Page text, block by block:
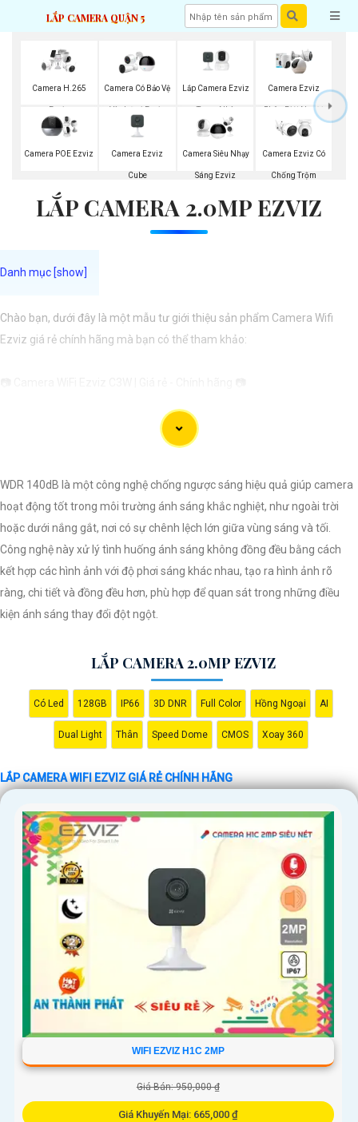
LẮP CAMERA QUẬN 5
Camera H.265
Ezviz
Camera Có Bảo Vệ
Vành Đai Ezviz
Lắp Camera Ezviz
Trong Nhà
Camera Ezviz
Phân Biệt Người
Camera POE Ezviz Camera Ezviz
Cube
Camera Siêu Nhạy
Sáng Ezviz
Camera Ezviz Có
Chống Trộm
LẮP CAMERA 2.0MP EZVIZ
Chào bạn, dưới đây là một mẫu tư giới thiệu sản phẩm Camera Wifi
Ezviz giá rẻ chính hãng mà bạn có thể tham khảo:
tiết.🔹 Độ phân giải Full HD 1080p, hình ảnh sắc nét, chất lượng cao.🔹
Kết nối không dây qua WiFi, dễ dàng cài đặt và sử dụng.🔹 Hỗ trợ thẻ nhớ
báo chuyển động thông minh, giữ an ninh tốt hơn cho ngôi nhà của bạn.
Hy vọng mẫu tư giới thiệu trên sẽ giúp bạn trong việc quảng bá sản
phẩm Camera Wifi Ezviz. Nếu có bất kỳ ý kiến hoặc cần sự chỉnh sửa
nào, bạn đừng ngần ngại để lại lời nhắn. Chúc bạn thành công!
WDR 140dB là một công nghệ chống ngược sáng hiệu quả giúp camera
hoạt động tốt trong môi trường ánh sáng khắc nghiệt, như ngoài trời
hoặc dưới nắng gắt, nơi có sự chênh lệch lớn giữa vùng sáng và tối.
Công nghệ này xử lý tình huống ánh sáng không đồng đều bằng cách
kết hợp các hình ảnh với độ phơi sáng khác nhau, tạo ra hình ảnh rõ
ràng, chi tiết và đồng đều hơn, phù hợp để quan sát trong những điều
kiện ánh sáng thay đổi đột ngột.
LẮP CAMERA 2.0MP EZVIZ
Có Led 128GB IP66 3D DNR Full Color Hồng Ngoại AI
Dual Light Thân Speed Dome CMOS Xoay 360
LẮP CAMERA WIFI EZVIZ GIÁ RẺ CHÍNH HÃNG
WIFI EZVIZ H1C 2MP
Giá Bán: 950,000 ₫
Giá Khuyến Mại: 665,000 ₫